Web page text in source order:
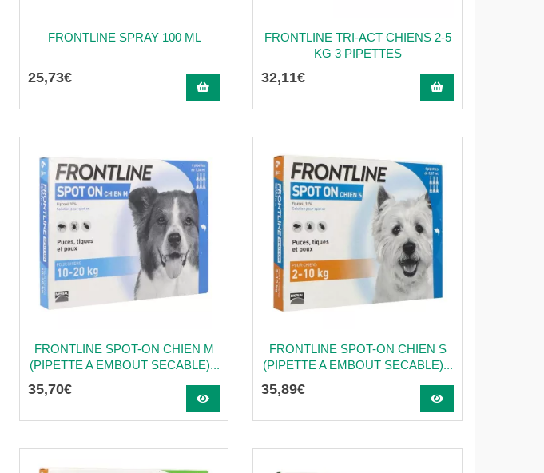
FRONTLINE SPRAY 100 ML
25,73€
FRONTLINE TRI-ACT CHIENS 2-5
KG 3 PIPETTES
32,11€
FRONTLINE SPOT-ON CHIEN M
(PIPETTE A EMBOUT SECABLE)...
35,70€
FRONTLINE SPOT-ON CHIEN S
(PIPETTE A EMBOUT SECABLE)...
35,89€